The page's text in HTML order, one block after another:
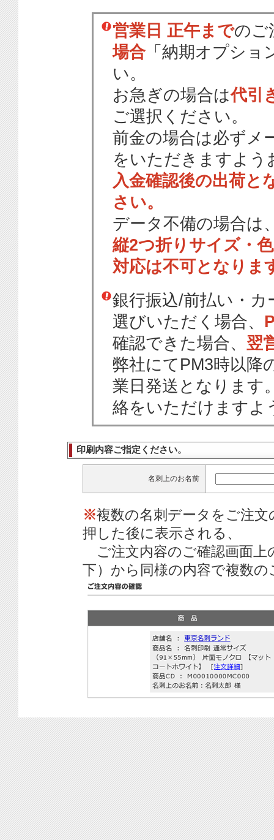
営業日 正午までのご
場合 「納期オプショ
い。
お急ぎの場合は代引
ご選択ください。
前金の場合は必ずメ
をいただきますよう
入金確認後の出荷と
さい。
データ不備の場合は
縦2つ折りサイズ・
対応は不可となりま
銀行振込/前払い・
選びいただく場合、
確認できた場合、 翌
弊社にてPM3時以降
業日発送となります
絡をいただけますよ
印刷内容ご指定ください。
名刺上のお名前
※複数の名刺データをご注
押した後に表示される、
ご注文内容のご確認画面上
下）から同様の内容で複数